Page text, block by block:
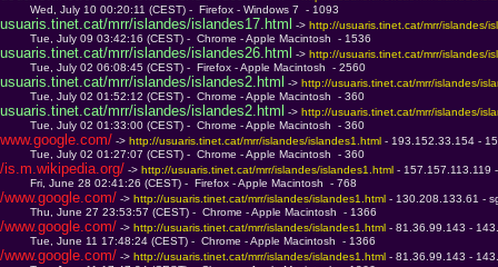
Wed, July 10 00:20:11 (CEST) -  Firefox - Windows 7  - 1093
usuaris.tinet.cat/mrr/islandes/islandes17.html -> http://usuaris.tinet.cat/mrr/islandes/
Tue, July 09 03:42:16 (CEST) -  Chrome - Apple Macintosh  - 1536
usuaris.tinet.cat/mrr/islandes/islandes26.html -> http://usuaris.tinet.cat/mrr/islandes/
Tue, July 02 06:08:45 (CEST) -  Firefox - Apple Macintosh  - 2560
usuaris.tinet.cat/mrr/islandes/islandes2.html -> http://usuaris.tinet.cat/mrr/islandes/
Tue, July 02 01:52:12 (CEST) -  Chrome - Apple Macintosh  - 360
usuaris.tinet.cat/mrr/islandes/islandes2.html -> http://usuaris.tinet.cat/mrr/islandes/
Tue, July 02 01:33:00 (CEST) -  Chrome - Apple Macintosh  - 360
www.google.com/ -> http://usuaris.tinet.cat/mrr/islandes/islandes1.html - 193.152.33.154 -
Tue, July 02 01:27:07 (CEST) -  Chrome - Apple Macintosh  - 360
/is.m.wikipedia.org/ -> http://usuaris.tinet.cat/mrr/islandes/islandes1.html - 157.157.113.119
Fri, June 28 02:41:26 (CEST) -  Firefox - Apple Macintosh  - 768
/www.google.com/ -> http://usuaris.tinet.cat/mrr/islandes/islandes1.html - 130.208.133.61 -
Thu, June 27 23:53:57 (CEST) -  Chrome - Apple Macintosh  - 1366
/www.google.com/ -> http://usuaris.tinet.cat/mrr/islandes/islandes1.html - 81.36.99.143 -
Tue, June 11 17:48:24 (CEST) -  Chrome - Apple Macintosh  - 1366
/www.google.com/ -> http://usuaris.tinet.cat/mrr/islandes/islandes1.html - 81.36.99.143 -